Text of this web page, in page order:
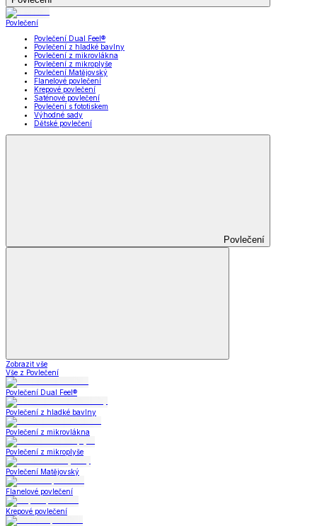
Povlečení
Povlečení Dual Feel®
Povlečení z hladké bavlny
Povlečení z mikrovlákna
Povlečení z mikroplyše
Povlečení Matějovský
Flanelové povlečení
Krepové povlečení
Saténové povlečení
Povlečení s fototiskem
Výhodné sady
Dětské povlečení
Povlečení
Zobrazit vše
Vše z Povlečení
Povlečení Dual Feel®
Povlečení z hladké bavlny
Povlečení z mikrovlákna
Povlečení z mikroplyše
Povlečení Matějovský
Flanelové povlečení
Krepové povlečení